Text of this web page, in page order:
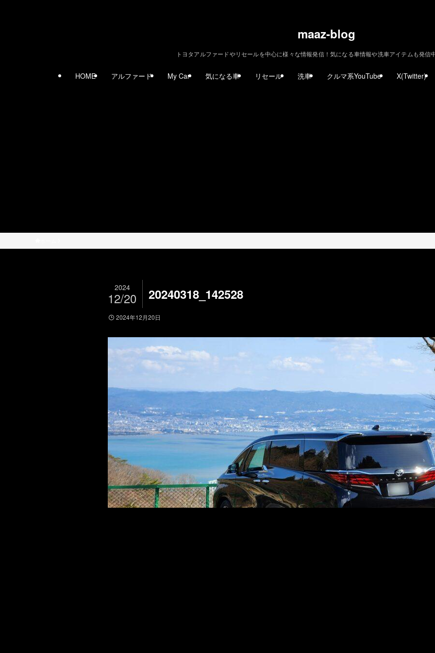
maaz-blog
トヨタアルファードやリセールを中心に様々な情報発信！気になる車情報や洗車アイテムも発信
HOME アルファード My Car 気になる車 リセール 洗車 クルマ系YouTube X(Twitter)
20240318_142528
2024
12/20
2024年12月20日